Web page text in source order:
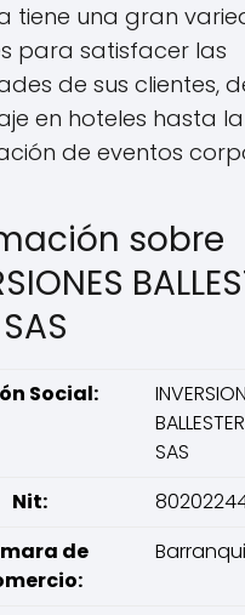
tiene una gran
para satisfacer las
de sus clientes,
en hoteles hasta la
de eventos
sobre
Social:
SAS
Nit:
de